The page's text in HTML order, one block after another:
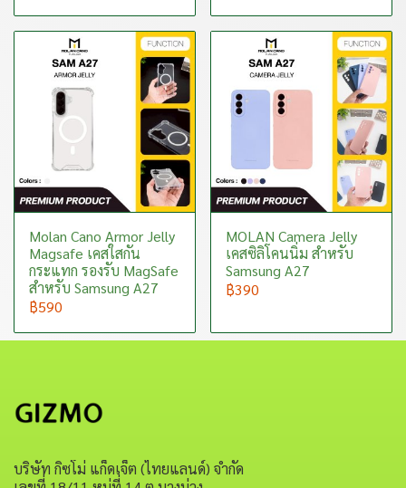
Molan Cano Armor Jelly
Magsafe เคสใสกัน
กระแทก รองรับ MagSafe
สำหรับ Samsung A27
฿590
MOLAN Camera Jelly
เคสซิลิโคนนิ่ม สำหรับ
Samsung A27
฿390
บริษัท กิซโม่ แก็ดเจ็ต (ไทยแลนด์) จำกัด